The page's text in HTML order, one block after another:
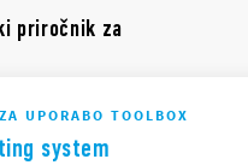
priročnik za
UPORABO TOOLBOX
system